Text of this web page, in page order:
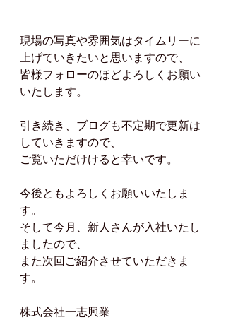
現場の写真や雰囲気はタイムリーに
上げていきたいと思いますので、
皆様フォローのほどよろしくお願い
いたします。
引き続き、ブログも不定期で更新は
していきますので、
ご覧いただけけると幸いです。
今後ともよろしくお願いいたしま
す。
そして今月、新人さんが入社いたし
ましたので、
また次回ご紹介させていただきま
す。
株式会社一志興業